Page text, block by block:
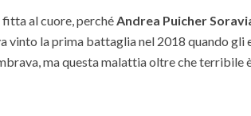
al cuore, perché Andrea Puicher
vinto la prima battaglia nel 2018 quando
ma questa malattia oltre che terribile